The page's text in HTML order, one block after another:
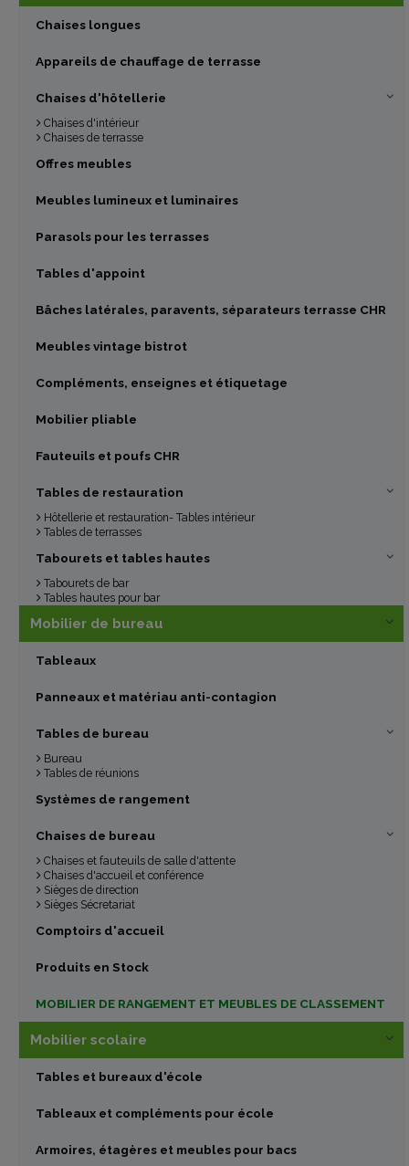
Chaises longues
Appareils de chauffage de terrasse
Chaises d'hôtellerie
Chaises d'intérieur
Chaises de terrasse
Offres meubles
Meubles lumineux et luminaires
Parasols pour les terrasses
Tables d'appoint
Bâches latérales, paravents, séparateurs terrasse CHR
Meubles vintage bistrot
Compléments, enseignes et étiquetage
Mobilier pliable
Fauteuils et poufs CHR
Tables de restauration
Hôtellerie et restauration- Tables intérieur
Tables de terrasses
Tabourets et tables hautes
Tabourets de bar
Tables hautes pour bar
Mobilier de bureau
Tableaux
Panneaux et matériau anti-contagion
Tables de bureau
Bureau
Tables de réunions
Systèmes de rangement
Chaises de bureau
Chaises et fauteuils de salle d'attente
Chaises d'accueil et conférence
Sièges de direction
Sièges Sécretariat
Comptoirs d'accueil
Produits en Stock
MOBILIER DE RANGEMENT ET MEUBLES DE CLASSEMENT
Mobilier scolaire
Tables et bureaux d'école
Tableaux et compléments pour école
Armoires, étagères et meubles pour bacs